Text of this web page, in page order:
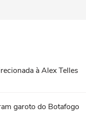
à Alex Telles
garoto do Botafogo